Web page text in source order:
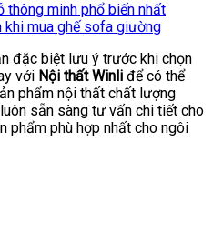
minh phổ biến nhất
khi mua ghế sofa giường
đặc biệt lưu ý trước khi chọn
với Nội thất Winli để có thể
phẩm nội thất chất lượng
sẵn sàng tư vấn chi tiết cho
phẩm phù hợp nhất cho ngôi